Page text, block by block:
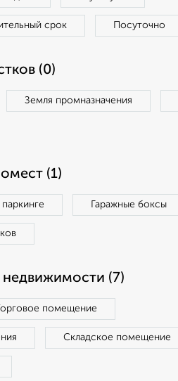
срок Посуточно
(0)
Земля промназначения
(1)
Гаражные боксы
(7)
Торговое помещение
Складское помещение